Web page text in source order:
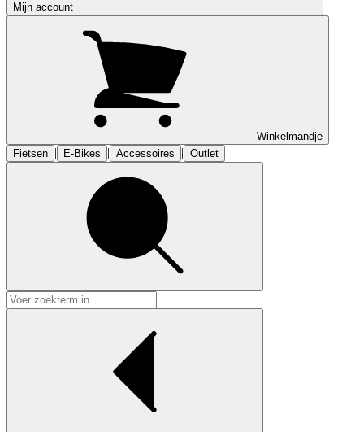
Mijn account
Winkelmandje
Fietsen | E-Bikes | Accessoires | Outlet